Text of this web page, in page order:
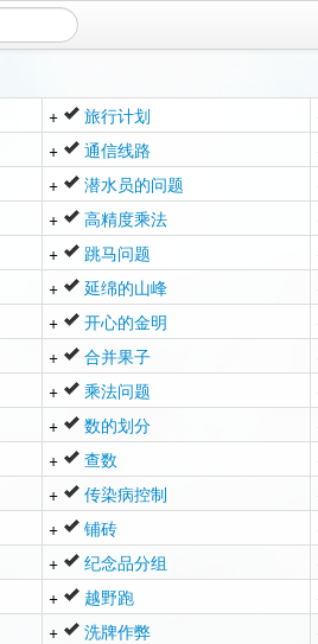
+ 旅行计划
+ 通信线路
+ 潜水员的问题
+ 高精度乘法
+ 跳马问题
+ 延绵的山峰
+ 开心的金明
+ 合并果子
+ 乘法问题
+ 数的划分
+ 查数
+ 传染病控制
+ 铺砖
+ 纪念品分组
+ 越野跑
+ 洗牌作弊